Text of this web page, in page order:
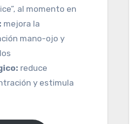
al momento en
mejora la
mano-ojo y
reduce
y estimula